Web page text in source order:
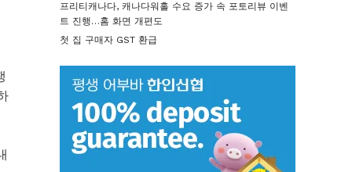
프리티캐나다, 캐나다워홀 수요 증가 속 포토리뷰 이벤
트 진행…홈 화면 개편도
첫 집 구매자 GST 환급